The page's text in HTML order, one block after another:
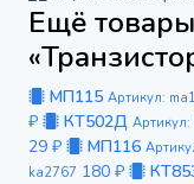
Ещё
МП115 Артикул:
₽
КТ502Д
29 ₽ МП116
ka2767 180 ₽